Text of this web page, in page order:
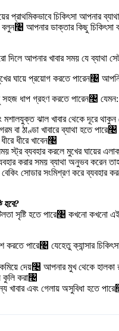
প্রাথমিকভাবে চিকিৎসা আপনার
আপনার ডাক্তার কিছু চিকিৎসা
আপনার খাবার সময় যে ব্যাথা
ঘায়ে প্রয়োগ করতে পারেন৤
সহজ ধাপ গ্রহণ করতে পারেন৤ যেমন:
ঝাল খাবার থেকে দূরে
বা ঠাণ্ডা খাবারে ব্যাথা হতে পারে৤
ধীরে খাবেন৤
স্ট্র ব্যবহার করলে মুখের ঘায়ের
করার সময় ব্যাথা অনুভব
সোডার সংমিশ্রণ করে ব্যবহার
হবে?
সৃষ্টি হতে পারে৤ কখনো কখনো
করতে পারে৤ যেহেতু ক্যান্সার
কমিয়ে দেয়৤ আপনার মুখ থেকে
কুলি করা৤
খাবার এবং গেলায় অসুবিধা হতে